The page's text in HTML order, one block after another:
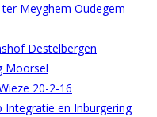
Meyghem Oudegem
Destelbergen
Moorsel
20-2-16
Integratie en Inburgering